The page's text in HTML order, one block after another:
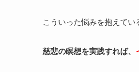
こういった悩みを抱えてい
慈悲の瞑想を実践すれば、